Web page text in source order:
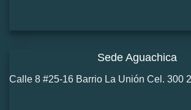
Sede Aguachica
Calle 8 #25-16 Barrio La Unión Cel. 300